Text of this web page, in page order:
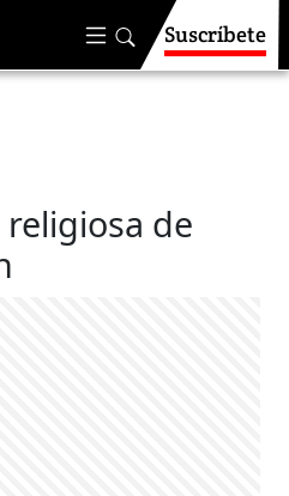
Suscríbete
de